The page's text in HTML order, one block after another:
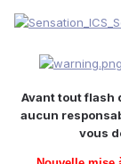
Avant tout flash
aucun
vous